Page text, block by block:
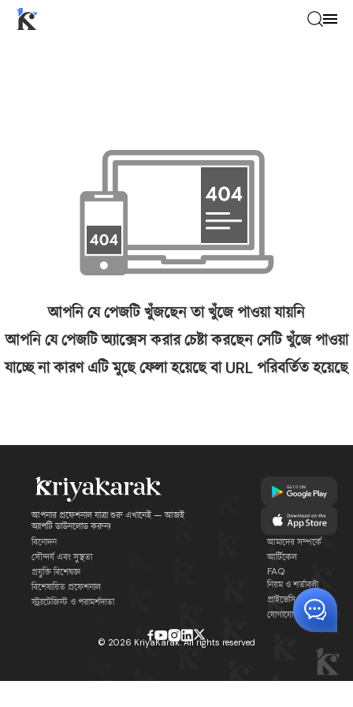
আপনি যে পেজটি খুঁজছেন তা খুঁজে পাওয়া যায়নি
আপনি যে পেজটি অ্যাক্সেস করার চেষ্টা করছেন সেটি খুঁজে পাওয়া
যাচ্ছে না কারণ এটি মুছে ফেলা হয়েছে বা URL পরিবর্তিত হয়েছে
আপনার প্রফেশনাল যাত্রা শুরু এখানেই — আজই
অ্যাপটি ডাউনলোড করুন!
বিনোদন
সৌন্দর্য এবং সুস্থতা
প্রযুক্তি বিশেষজ্ঞ
বিশেষায়িত প্রফেশনাল
স্ট্র্যাটেজিস্ট ও পরামর্শদাতা
আমাদের সম্পর্কে
আর্টিকেল
FAQ
নিয়ম ও শর্তাবলী
প্রাইভেসি পলিসি
যোগাযোগ
© 2026 KriyaKarak. All rights reserved